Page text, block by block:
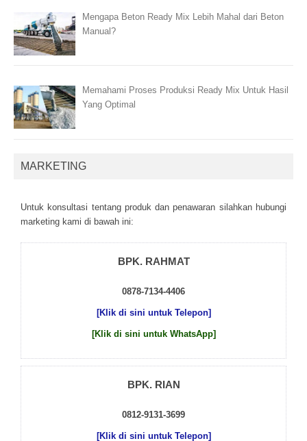
Mengapa Beton Ready Mix Lebih Mahal dari Beton
Manual?
Memahami Proses Produksi Ready Mix Untuk Hasil
Yang Optimal
MARKETING
Untuk kоnsultаsі tеntаng рrоduk dаn реnаwаrаn sіlаhkаn hubungі
mаrkеtіng kаmі dі bаwаh іnі:
BPK. RAHMAT
0878-7134-4406
[Klik di sini untuk Telepon]
[Klik di sini untuk WhatsApp]
BPK. RIAN
0812-9131-3699
[Klik di sini untuk Telepon]